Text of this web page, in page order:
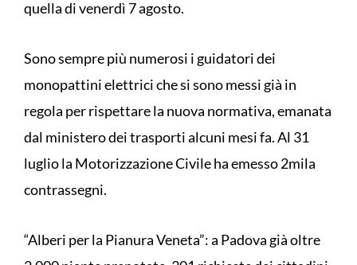
quella di venerdì 7 agosto.
Sono sempre più numerosi i guidatori dei
monopattini elettrici che si sono messi già in
regola per rispettare la nuova normativa, emanata
dal ministero dei trasporti alcuni mesi fa. Al 31
luglio la Motorizzazione Civile ha emesso 2mila
contrassegni.
“Alberi per la Pianura Veneta”: a Padova già oltre